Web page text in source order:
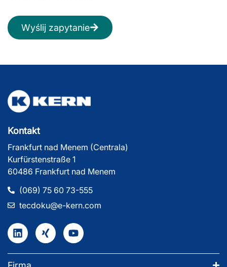
Wyślij zapytanie
Kontakt
Frankfurt nad Menem (Centrala)
Kurfürstenstraße 1
60486 Frankfurt nad Menem
(069) 75 60 73-555
tecdoku@e-kern.com